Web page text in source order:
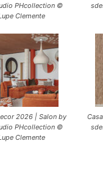
PHcollection ©
Clemente
2026 | Salon by
PHcollection ©
Clemente